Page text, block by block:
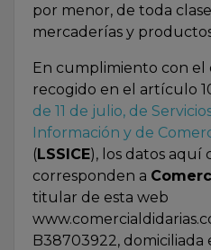
por menor, de toda
mercaderías y
En cumplimiento con
recogido en el artículo
de 11 de julio, de
Información y de
(LSSICE), los datos aquí
corresponden a
titular de esta web
B38703922, domiciliada